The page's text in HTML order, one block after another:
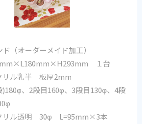
（オーダーメイド加工）
１台
リル乳半 板厚2mm
)180φ、2段目160φ、3段目130φ、4段
クリル透明 30φ L=95mm×3本